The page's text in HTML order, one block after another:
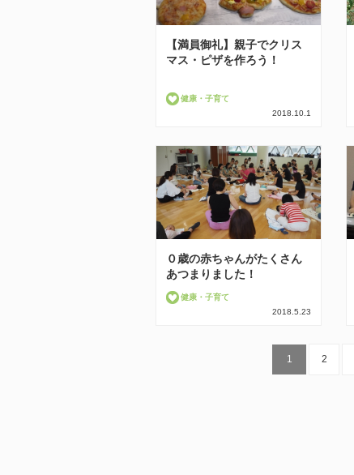
【満員御礼】親子でクリス
マス・ピザを作ろう！
健康・子育て
2018.10.1
０歳の赤ちゃんがたくさん
あつまりました！
健康・子育て
2018.5.23
1 2